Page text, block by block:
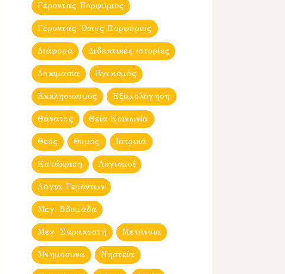
Γέροντας Πορφύριος
Γέροντας Ὀσιος Πορφύριος
Διάφορα Διδακτικές ιστορίες
Δοκιμασία Εγωισμός
Εκκλησιασμός Εξομολόγηση
Θάνατος Θεία Κοινωνία
Θεός Θυμός Ιατρικά
Κατάκριση Λογισμοί
Λόγια Γερόντων
Μεγ. Βδομἀδα
Μεγ. Σαρακοστή Μετάνοια
Μνημόσυνα Νηστεία